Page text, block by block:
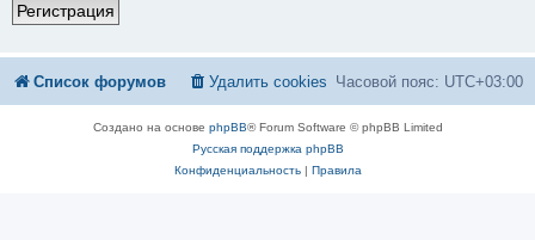
Регистрация
Список форумов Часовой пояс: UTC+03:00
Удалить cookies
Создано на основе phpBB® Forum Software © phpBB Limited
Русская поддержка phpBB
Конфиденциальность| Правила